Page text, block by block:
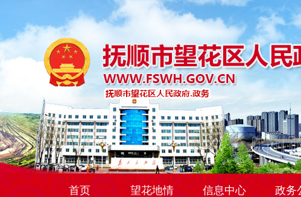
首页 望花地情 信息中心 政务